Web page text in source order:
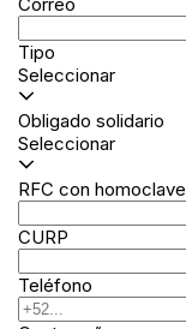
Tipo
Seleccionar
Obligado solidario
Seleccionar
RFC con homoclave
CURP
Teléfono